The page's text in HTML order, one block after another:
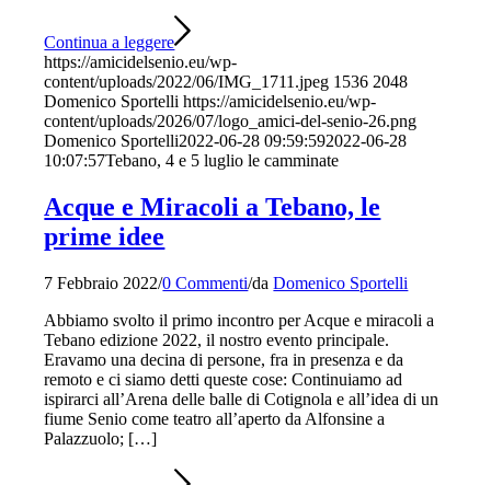
Continua a leggere
https://amicidelsenio.eu/wp-
content/uploads/2022/06/IMG_1711.jpeg 1536 2048
Domenico Sportelli https://amicidelsenio.eu/wp-
content/uploads/2026/07/logo_amici-del-senio-26.png
Domenico Sportelli2022-06-28 09:59:592022-06-28
10:07:57Tebano, 4 e 5 luglio le camminate
Acque e Miracoli a Tebano, le
prime idee
7 Febbraio 2022/0 Commenti/daDomenico Sportelli
Abbiamo svolto il primo incontro per Acque e miracoli a
Tebano edizione 2022, il nostro evento principale.
Eravamo una decina di persone, fra in presenza e da
remoto e ci siamo detti queste cose: Continuiamo ad
ispirarci all’Arena delle balle di Cotignola e all’idea di un
fiume Senio come teatro all’aperto da Alfonsine a
Palazzuolo; […]